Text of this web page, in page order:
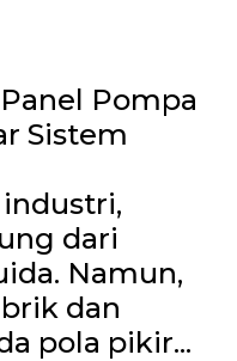
Pompa
Sistem
dari
Namun,
dan
pola pikir...